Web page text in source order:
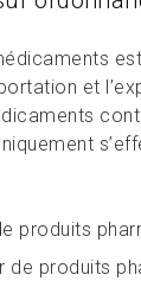
et
produits
de produits